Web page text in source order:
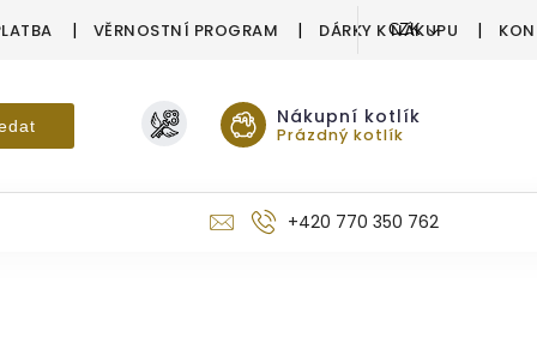
VĚRNOSTNÍ PROGRAM DÁRKY K NÁKUPU
CZK
Nákupní kotlík
Prázdný kotlík
+420 770 350 762